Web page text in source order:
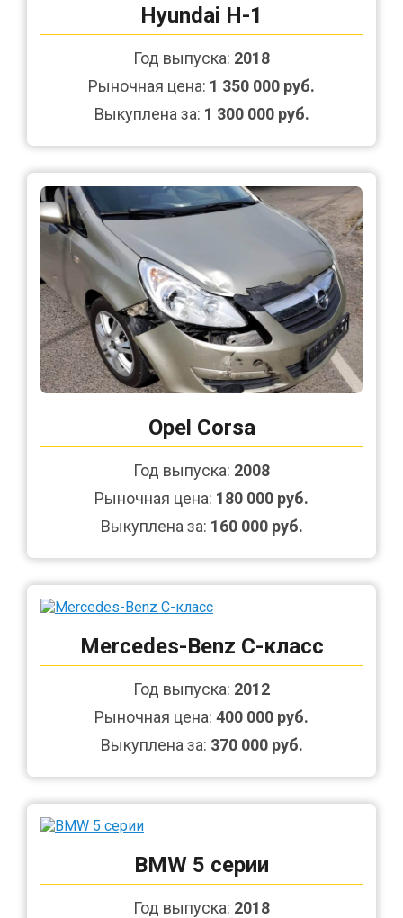
Hyundai H-1
Год выпуска: 2018
Рыночная цена: 1 350 000 руб.
Выкуплена за: 1 300 000 руб.
Opel Corsa
Год выпуска: 2008
Рыночная цена: 180 000 руб.
Выкуплена за: 160 000 руб.
Mercedes-Benz C-класс
Год выпуска: 2012
Рыночная цена: 400 000 руб.
Выкуплена за: 370 000 руб.
BMW 5 серии
Год выпуска: 2018